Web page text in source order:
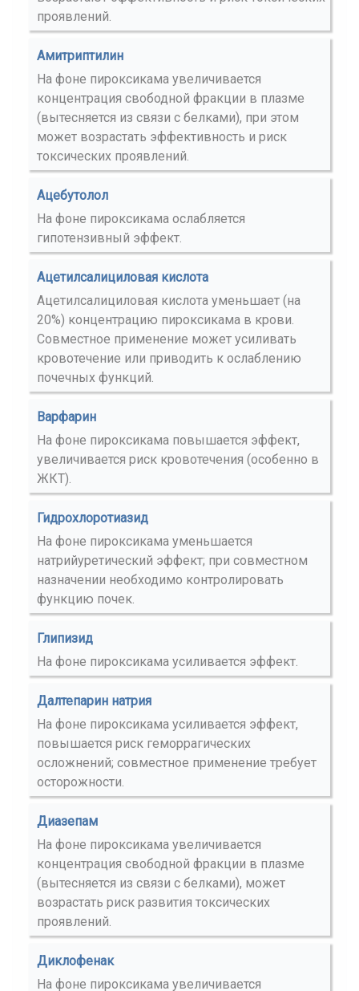
проявлений.
Амитриптилин
На фоне пироксикама увеличивается
концентрация свободной фракции в плазме
(вытесняется из связи с белками), при этом
может возрастать эффективность и риск
токсических проявлений.
Ацебутолол
На фоне пироксикама ослабляется
гипотензивный эффект.
Ацетилсалициловая кислота
Ацетилсалициловая кислота уменьшает (на
20%) концентрацию пироксикама в крови.
Совместное применение может усиливать
кровотечение или приводить к ослаблению
почечных функций.
Варфарин
На фоне пироксикама повышается эффект,
увеличивается риск кровотечения (особенно в
ЖКТ).
Гидрохлоротиазид
На фоне пироксикама уменьшается
натрийуретический эффект; при совместном
назначении необходимо контролировать
функцию почек.
Глипизид
На фоне пироксикама усиливается эффект.
Далтепарин натрия
На фоне пироксикама усиливается эффект,
повышается риск геморрагических
осложнений; совместное применение требует
осторожности.
Диазепам
На фоне пироксикама увеличивается
концентрация свободной фракции в плазме
(вытесняется из связи с белками), может
возрастать риск развития токсических
проявлений.
Диклофенак
На фоне пироксикама увеличивается